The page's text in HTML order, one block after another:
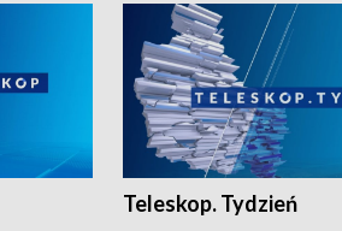
Teleskop. Tydzień